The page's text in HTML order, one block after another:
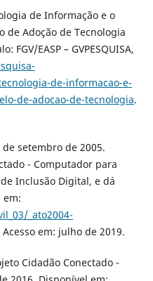
de Informação e o
Adoção de Tecnologia
FGV/EASP – GVPESQUISA,
de-informacao-e-
de-adocao-de-tecnologia.
de setembro de 2005.
- Computador para
Inclusão Digital, e dá
em:
_ato2004-
Acesso em: julho de 2019.
Cidadão Conectado -